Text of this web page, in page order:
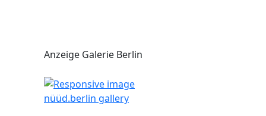
Anzeige Galerie Berlin
nüüd.berlin gallery